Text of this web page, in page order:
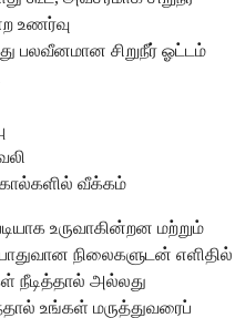
உணர்வு
பலவீனமான சிறுநீர் ஓட்டம்
வீக்கம்
உருவாகின்றன மற்றும்
நிலைகளுடன் எளிதில்
நீடித்தால் அல்லது
உங்கள் மருத்துவரைப்